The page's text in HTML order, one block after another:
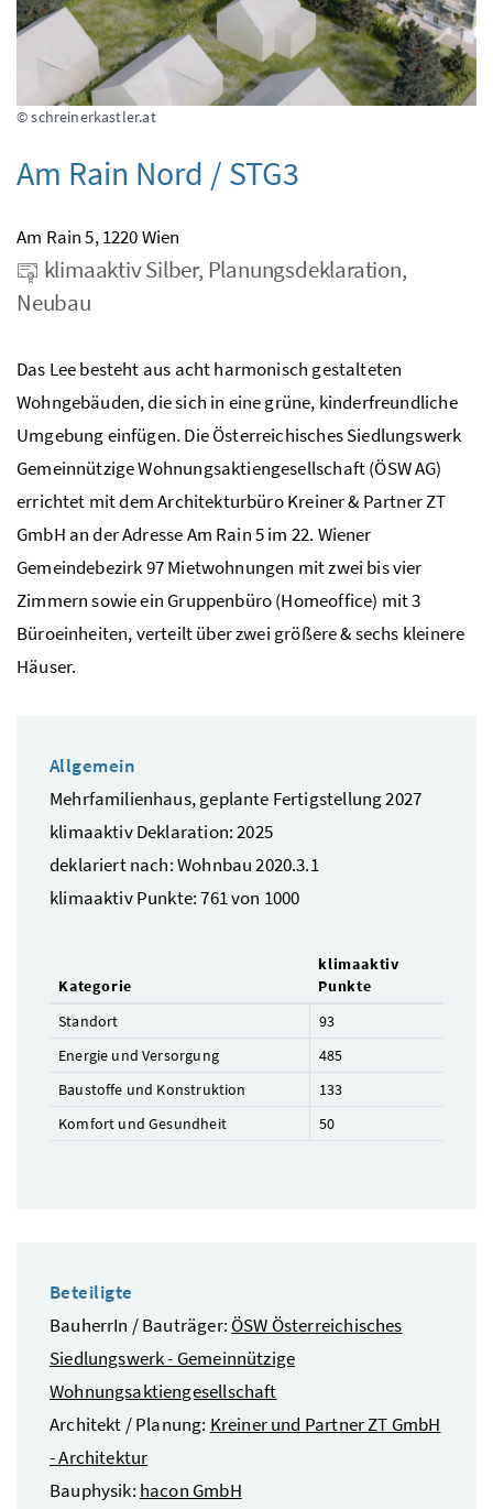
© schreinerkastler.at
Am Rain Nord / STG3
Am Rain 5, 1220 Wien
klimaaktiv Silber, Planungsdeklaration,
Neubau
Das Lee besteht aus acht harmonisch gestalteten
Wohngebäuden, die sich in eine grüne, kinderfreundliche
Umgebung einfügen. Die Österreichisches Siedlungswerk
Gemeinnützige Wohnungsaktiengesellschaft (ÖSW AG)
errichtet mit dem Architekturbüro Kreiner & Partner ZT
GmbH an der Adresse Am Rain 5 im 22. Wiener
Gemeindebezirk 97 Mietwohnungen mit zwei bis vier
Zimmern sowie ein Gruppenbüro (Homeoffice) mit 3
Büroeinheiten, verteilt über zwei größere & sechs kleinere
Häuser.
Allgemein
Mehrfamilienhaus, geplante Fertigstellung 2027
klimaaktiv Deklaration: 2025
deklariert nach: Wohnbau 2020.3.1
klimaaktiv Punkte: 761 von 1000
Kategorie
klimaaktiv
Punkte
Standort
93
Energie und Versorgung
485
Baustoffe und Konstruktion
133
Komfort und Gesundheit
50
Beteiligte
BauherrIn / Bauträger: ÖSW Österreichisches
Siedlungswerk - Gemeinnützige
Wohnungsaktiengesellschaft
Architekt / Planung: Kreiner und Partner ZT GmbH
- Architektur
Bauphysik: hacon GmbH